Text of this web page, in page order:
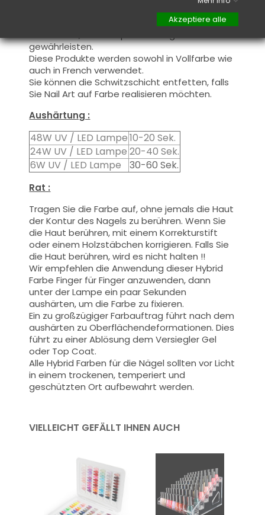
aufgetragen, schließen Sie die freie Kante zur
ersten Schicht und tragen Sie die zweite
gewährleisten.
Diese Produkte werdensowohl in Vollfarbe wie
auchin French verwendet.
Sie können dieSchwitzschicht entfetten, falls
Sie Nail Art auf Farbe realisieren möchten.
Aushärtung :
48W UV / LED Lampe10-20 Sek.
24W UV / LED Lampe 20-40 Sek.
6W UV / LED Lampe
30-60 Sek.
Rat :
Tragen Sie die Farbe auf, ohne jemals die Haut
der Kontur des Nagels zu berühren. Wenn Sie
die Haut berühren, mit einem Korrekturstift
oder einem Holzstäbchen korrigieren. Falls Sie
die Haut berühren, wird es nicht halten !!
Wir empfehlen die Anwendung dieser Hybrid
Farbe Finger für Finger anzuwenden, dann
unter der Lampe ein paar Sekunden
aushärten, um die Farbe zu fixieren.
Ein zu großzügiger Farbauftrag führt nach dem
aushärten zu Oberflächendeformationen. Dies
führt zu einer Ablösung dem Versiegler Gel
oder Top Coat.
Alle Hybrid Farben für die Nägel sollten vor Licht
in einem trockenen, temperiert und
geschützten Ort aufbewahrt werden.
VIELLEICHT GEFÄLLT IHNEN AUCH
Akzeptiere alle